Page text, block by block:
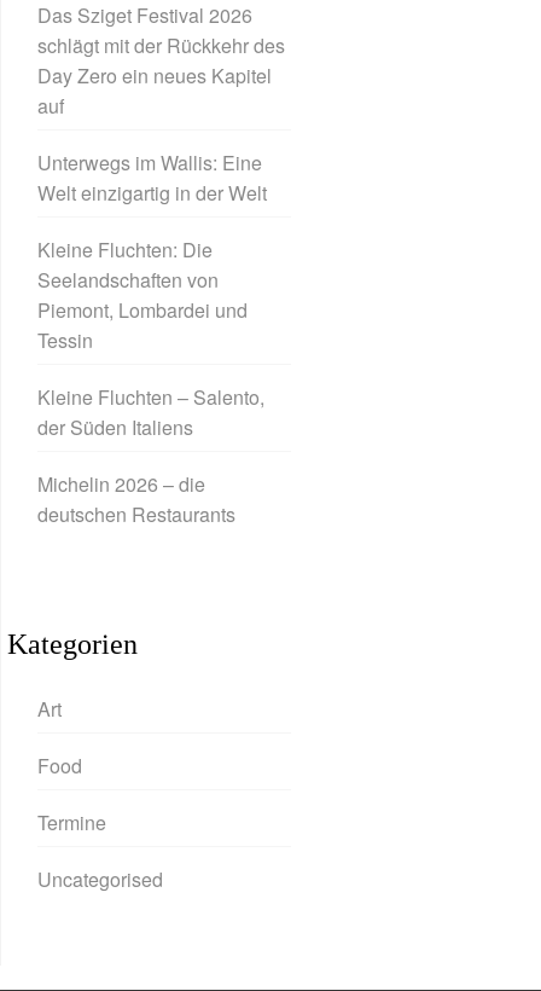
Das Sziget Festival 2026
schlägt mit der Rückkehr des
Day Zero ein neues Kapitel
auf
Unterwegs im Wallis: Eine
Welt einzigartig in der Welt
Kleine Fluchten: Die
Seelandschaften von
Piemont, Lombardei und
Tessin
Kleine Fluchten – Salento,
der Süden Italiens
Michelin 2026 – die
deutschen Restaurants
Kategorien
Art
Food
Termine
Uncategorised